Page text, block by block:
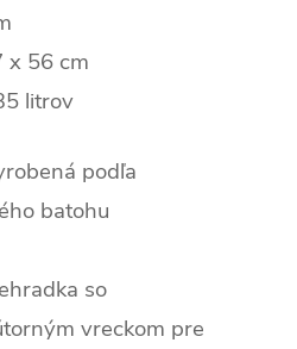
x 56 cm
litrov
podľa
batohu
so
vreckom pre